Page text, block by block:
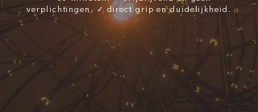
verplichtingen. ✓ direct grip en duidelijkheid.